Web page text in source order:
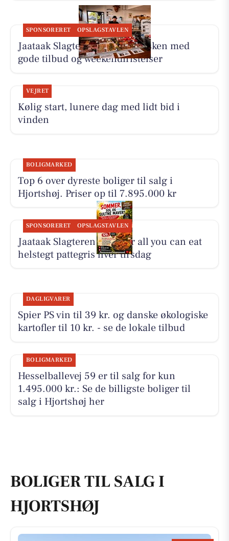
SPONSORERET OPSLAGSTAVLEN
Jaataak Slagteren har fyldt disken med
gode tilbud og weekendfristelser
VEJRET
Kølig start, lunere dag med lidt bid i
vinden
BOLIGMARKED
Top 6 over dyreste boliger til salg i
Hjortshøj. Priser op til 7.895.000 kr
SPONSORERET OPSLAGSTAVLEN
Jaataak Slagteren serverer all you can eat
helstegt pattegris hver tirsdag
DAGLIGVARER
Spier PS vin til 39 kr. og danske økologiske
kartofler til 10 kr. - se de lokale tilbud
BOLIGMARKED
Hesselballevej 59 er til salg for kun
1.495.000 kr.: Se de billigste boliger til
salg i Hjortshøj her
BOLIGER TIL SALG I
HJORTSHØJ